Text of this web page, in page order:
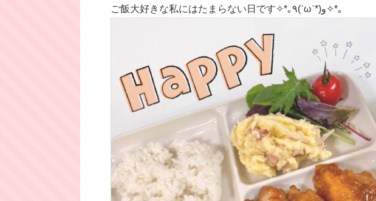
ご飯大好きな私にはたまらない日です✧*｡٩(ˊωˋ*)و✧*｡